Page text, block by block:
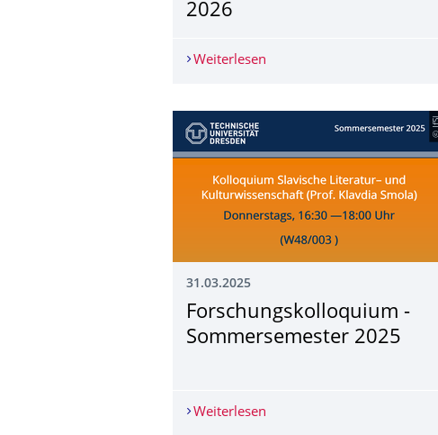
2026
Weiterlesen Writing on the Border in
© IfSl
31.03.2025
Forschungskollo­quium -
Sommersemester 2025
Weiterlesen Forschungskolloquium -